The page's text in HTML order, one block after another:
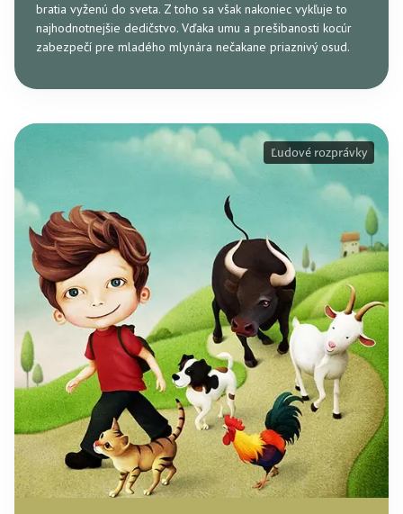
bratia vyženú do sveta. Z toho sa však nakoniec vykľuje to
najhodnotnejšie dedičstvo. Vďaka umu a prešibanosti kocúr
zabezpečí pre mladého mlynára nečakane priaznivý osud.
Ľudové rozprávky